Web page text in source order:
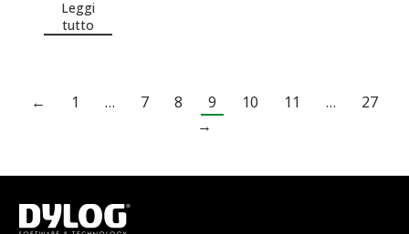
Leggi
tutto
← 1 … 7 8 9 10 11 …
27
→